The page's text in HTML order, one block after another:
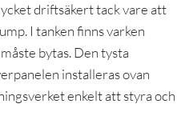
driftsäkert tack vare att
I tanken finns varken
bytas. Den tysta
installeras ovan
enkelt att styra och